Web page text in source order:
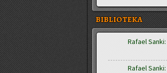
BIBLIOTEKA
Rafael Sanki:
Rafael Sanki: